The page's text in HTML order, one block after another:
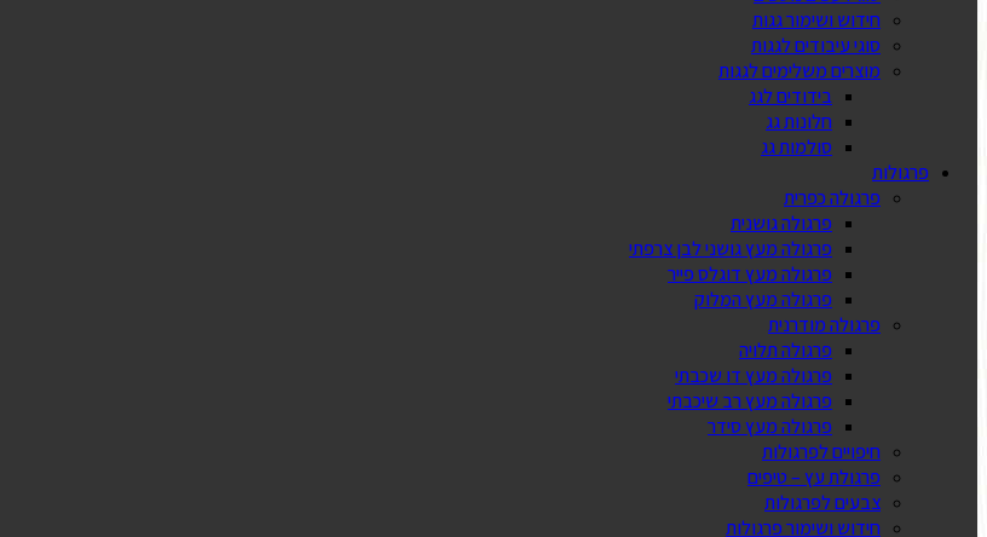
חידוש ושימור גגות
סוגי עיבודים לגגות
מוצרים משלימים לגגות
בידודים לגג
חלונות גג
סולמות גג
פרגולות
פרגולה כפרית
פרגולה גושנית
פרגולה מעץ גושני לבן צרפתי
פרגולה מעץ דוגלס פייר
פרגולה מעץ המלוק
פרגולה מודרנית
פרגולה תלויה
פרגולה מעץ דו שכבתי
פרגולה מעץ רב שיכבתי
פרגולה מעץ סידר
חיפויים לפרגולות
פרגולת עץ – טיפים
צבעים לפרגולות
חידוש ושימור פרגולות